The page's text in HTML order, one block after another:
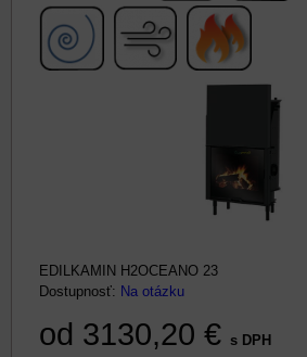
EDILKAMIN H2OCEANO 23
Dostupnosť: Na otázku
od 3130,20 € s DPH